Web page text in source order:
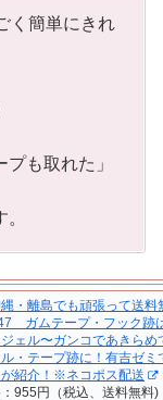
く簡単にきれ
も取れた」
縄・離島でも頑張って送料
ガムテープ・フック跡
ェル〜ガンコであきらめ
・テープ跡に！有吉ゼミ
が紹介！※ネコポス配送
955円（税込、送料無料)